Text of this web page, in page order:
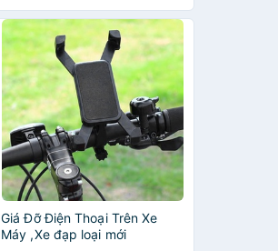
Giá Đỡ Điện Thoại Trên Xe
Máy ,Xe đạp loại mới